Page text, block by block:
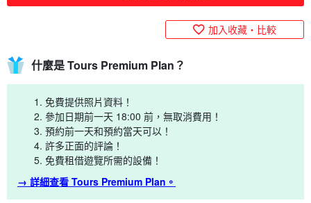
加入收藏・比較
什麼是 Tours Premium Plan？
免費提供照片資料！
參加日期前一天 18:00 前，無取消費用！
預約前一天和預約當天可以！
許多正面的評論！
免費租借遊覽所需的設備！
→ 詳細查看 Tours Premium Plan。